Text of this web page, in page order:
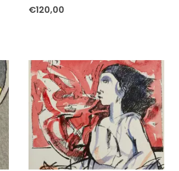
€120,00